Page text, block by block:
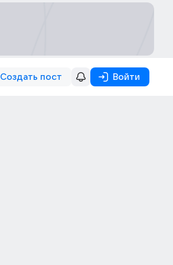
Создать пост Войти